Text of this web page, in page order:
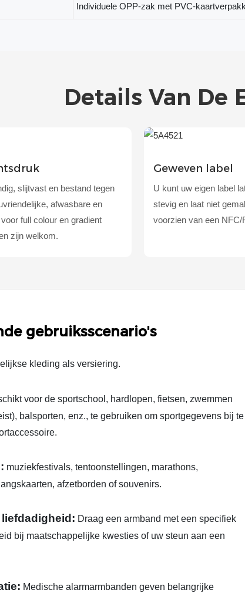
Individuele OPP-zak met PVC-
Details Van De
slijtvast en bestand tegen
afwasbare en
full colour en gradient
zijn welkom.
Geweven label
U kunt uw eigen label
stevig en laat niet
voorzien van een NFC/
gebruiksscenario's
kleding als versiering.
voor de sportschool, hardlopen, fietsen, zwemmen
balsporten, enz., te gebruiken om sportgegevens bij te
muziekfestivals, tentoonstellingen, marathons,
afzetborden of souvenirs.
Draag een armband met een specifiek
bij maatschappelijke kwesties of uw steun aan een
Medische alarmarmbanden geven belangrijke